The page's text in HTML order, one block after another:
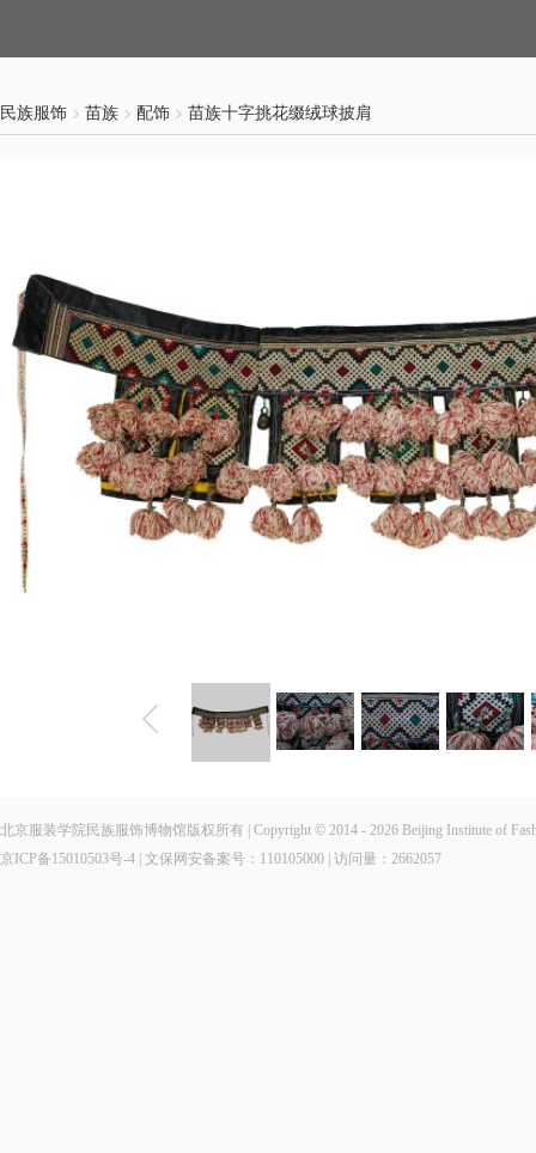
民族服饰 苗族 配饰 苗族十字挑花缀绒球披肩
北京服装学院民族服饰博物馆版权所有 | Copyright © 2014 - 2026 Beijing Institute of
京ICP备15010503号-4 | 文保网安备案号：110105000 | 访问量： 2662057